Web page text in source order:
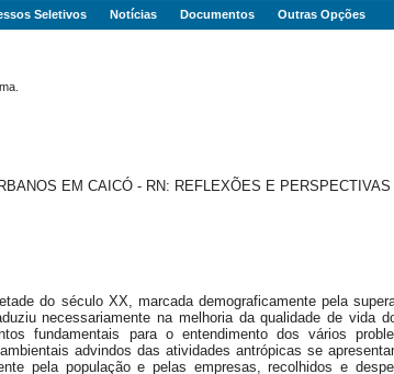
Seletivos Notícias Documentos Outras Opções
EM CAICÓ - RN: REFLEXÕES E PERSPECTIVAS
do século XX, marcada demograficamente pela
necessariamente na melhoria da qualidade de vida
fundamentais para o entendimento dos vários
advindos das atividades antrópicas se
pela população e pelas empresas, recolhidos e